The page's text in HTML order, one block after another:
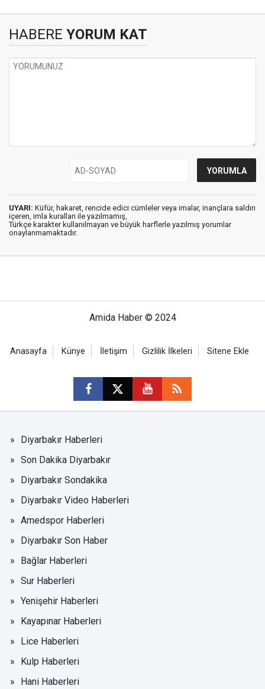
HABERE YORUM KAT
UYARI: Küfür, hakaret, rencide edici cümleler veya imalar, inançlara saldırı
içeren, imla kuralları ile yazılmamış,
Türkçe karakter kullanılmayan ve büyük harflerle yazılmış yorumlar
onaylanmamaktadır.
Amida Haber © 2024
Anasayfa Künye İletişim Gizlilik İlkeleri Sitene Ekle
Diyarbakır Haberleri
Son Dakika Diyarbakır
Diyarbakır Sondakika
Diyarbakır Video Haberleri
Amedspor Haberleri
Diyarbakır Son Haber
Bağlar Haberleri
Sur Haberleri
Yenişehir Haberleri
Kayapınar Haberleri
Lice Haberleri
Kulp Haberleri
Hani Haberleri